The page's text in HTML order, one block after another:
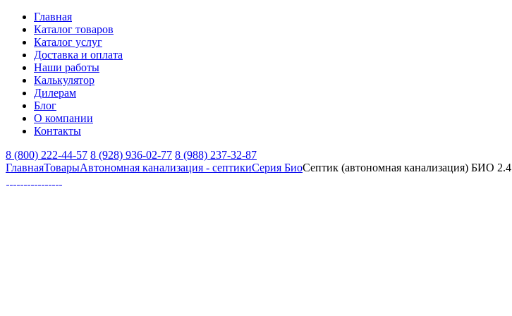
Главная
Каталог товаров
Каталог услуг
Доставка и оплата
Наши работы
Калькулятор
Дилерам
Блог
О компании
Контакты
8 (800) 222-44-57 8 (928) 936-02-77 8 (988) 237-32-87
ГлавнаяТоварыАвтономная канализация - септикиСерия БиоСептик (автономная канализация) БИО 2.4